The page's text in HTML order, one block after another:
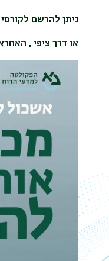
ניתן להרשם
או דרך ציפי ,